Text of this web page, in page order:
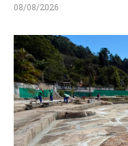
08/08/2026